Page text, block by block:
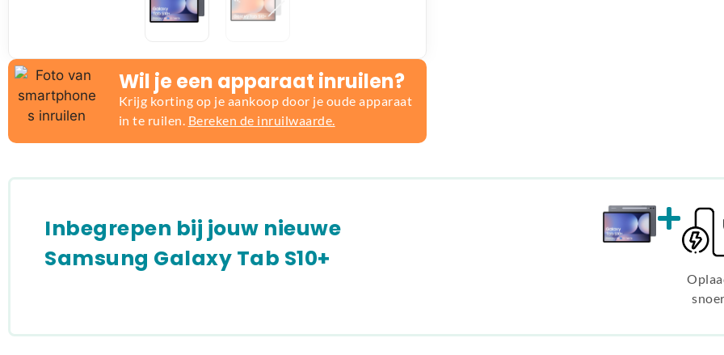
Wil je een apparaat inruilen?
Krijg korting op je aankoop door je oude apparaat
in te ruilen. Bereken de inruilwaarde.
Inbegrepen bij jouw nieuwe
Samsung Galaxy Tab S10+